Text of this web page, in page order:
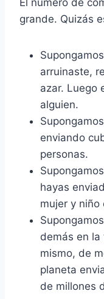
El número de
grande. Quizás
arruinaste,
azar. Luego
alguien.
enviando
personas.
hayas
mujer y niño
demás en la
mismo, de
planeta
de millones